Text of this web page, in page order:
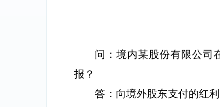
问：境内某股份有限公司
报？
答：向境外股东支付的红